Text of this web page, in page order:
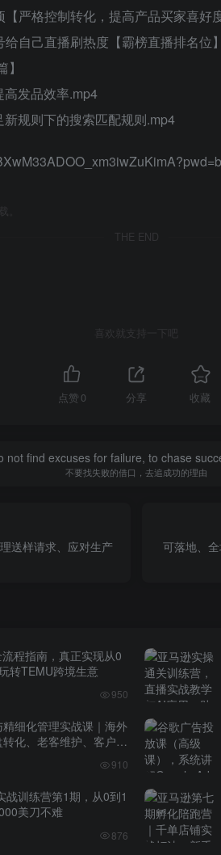
严格控制转化，提高产品买家喜好
自己直播刷热度【霸榜直播排名位
发品效率.mp4
规则下的搜索匹配规则.mp4
THE END
喜欢就支持一下吧
点赞 0 分享 收藏
not find excuses for failure, to chase
不要找失败的借口，去追成功的理由
送样请求、应对生产
可落地、
程指南，真正实现从0
转TEMU跨境生意
950
细化管理实战课｜海外
化、老客维护、客户分
910
战训练营第1期，从0到1
美刀不难
876